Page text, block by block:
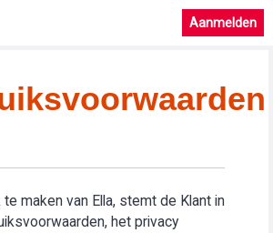
Aanmelden
te maken van Ella, stemt de Klant in
het privacy